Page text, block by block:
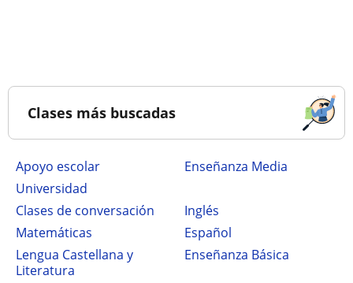
Clases más buscadas
Apoyo escolar
Enseñanza Media
Universidad
Clases de conversación
Inglés
Matemáticas
Español
Lengua Castellana y
Literatura
Enseñanza Básica